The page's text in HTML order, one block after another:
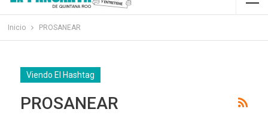
Inicio PROSANEAR
Viendo El Hashtag
PROSANEAR